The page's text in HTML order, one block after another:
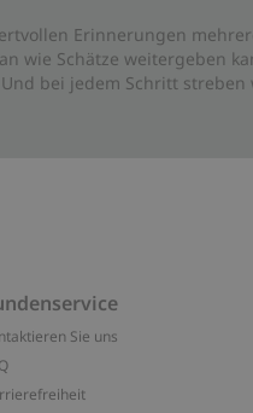
Erinnerungen
wie Schätze weitergeben
bei jedem Schritt streben
Sie uns